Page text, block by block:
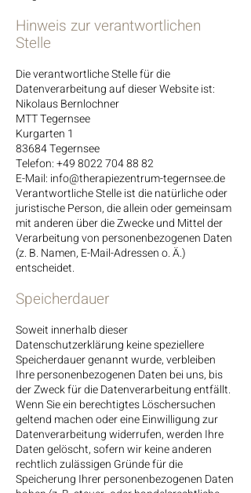
Hinweis zur verantwortlichen
Stelle
Die verantwortliche Stelle für die
Datenverarbeitung auf dieser Website ist:
Nikolaus Bernlochner
MTT Tegernsee
Kurgarten 1
83684 Tegernsee
Telefon:+49 8022 704 88 82
E-Mail: info@therapiezentrum-tegernsee.de
Verantwortliche Stelle ist die natürliche oder
juristische Person, die allein oder gemeinsam
mit anderen über die Zwecke und Mittel der
Verarbeitung von personenbezogenen Daten
(z. B. Namen, E-Mail-Adressen o. Ä.)
entscheidet.
Speicherdauer
Soweit innerhalb dieser
Datenschutzerklärung keine speziellere
Speicherdauer genannt wurde, verbleiben
Ihre personenbezogenen Daten bei uns, bis
der Zweck für die Datenverarbeitung entfällt.
Wenn Sie ein berechtigtes Löschersuchen
geltend machen oder eine Einwilligung zur
Datenverarbeitung widerrufen, werden Ihre
Daten gelöscht, sofern wir keine anderen
rechtlich zulässigen Gründe für die
Speicherung Ihrer personenbezogenen Daten